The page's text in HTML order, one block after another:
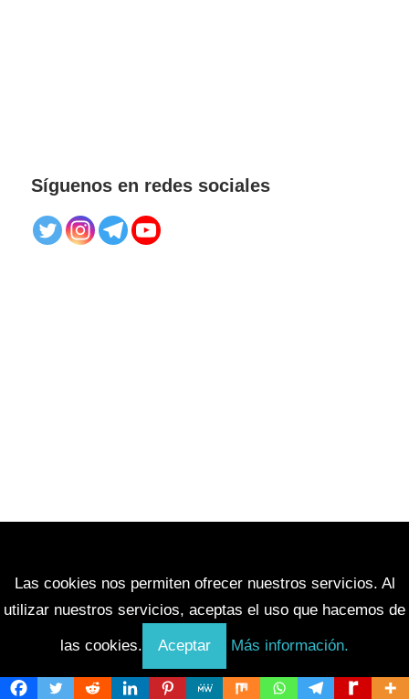
Síguenos en redes sociales
Las cookies nos permiten ofrecer nuestros servicios. Al
utilizar nuestros servicios, aceptas el uso que hacemos de
las cookies. Aceptar Más información.